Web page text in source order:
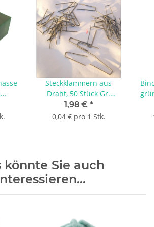
Steckklammern aus
Draht, 50 Stück Gr.
10x25 mm
1,98 € *
0,04 € pro 1 Stk.
könnte Sie auch